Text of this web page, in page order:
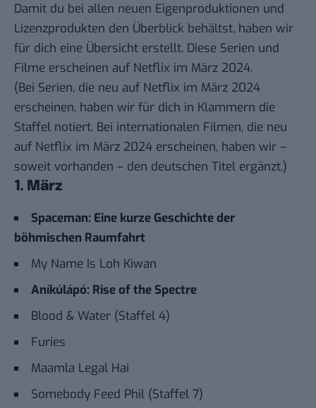
Damit du bei allen neuen Eigenproduktionen und
Lizenzprodukten den Überblick behältst, haben wir
für dich eine Übersicht erstellt. Diese Serien und
Filme erscheinen auf Netflix im März 2024.
(Bei Serien, die neu auf Netflix im März 2024
erscheinen, haben wir für dich in Klammern die
Staffel notiert. Bei internationalen Filmen, die neu
auf Netflix im März 2024 erscheinen, haben wir –
soweit vorhanden – den deutschen Titel ergänzt.)
1. März
Spaceman: Eine kurze Geschichte der
böhmischen Raumfahrt
My Name Is Loh Kiwan
Aníkúlápó: Rise of the Spectre
Blood & Water (Staffel 4)
Furies
Maamla Legal Hai
Somebody Feed Phil (Staffel 7)